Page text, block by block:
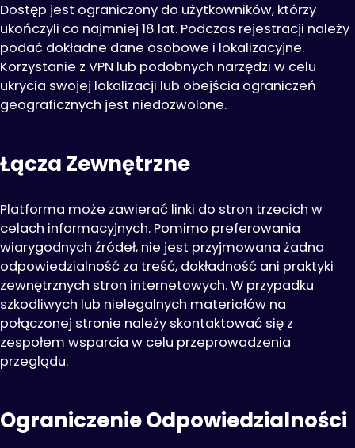
Dostęp jest ograniczony do użytkowników, którzy
ukończyli co najmniej 18 lat. Podczas rejestracji należy
podać dokładne dane osobowe i lokalizacyjne.
Korzystanie z VPN lub podobnych narzędzi w celu
ukrycia swojej lokalizacji lub obejścia ograniczeń
geograficznych jest niedozwolone.
Łącza Zewnętrzne
Platforma może zawierać linki do stron trzecich w
celach informacyjnych. Pomimo preferowania
wiarygodnych źródeł, nie jest przyjmowana żadna
odpowiedzialność za treść, dokładność ani praktyki
zewnętrznych stron internetowych. W przypadku
szkodliwych lub nielegalnych materiałów na
połączonej stronie należy skontaktować się z
zespołem wsparcia w celu przeprowadzenia
przeglądu.
Ograniczenie Odpowiedzialności